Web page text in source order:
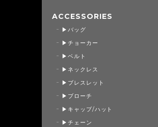
ACCESSORIES
▶バッグ
▶チョーカー
▶ベルト
▶ネックレス
▶ブレスレット
▶ブローチ
▶キャップ/ハット
▶チェーン